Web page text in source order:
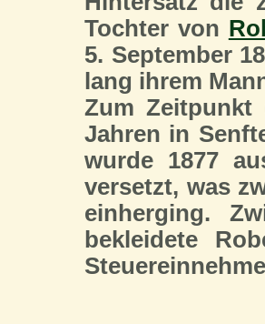
Tochter von
5. September
lang ihrem
Zum Zeitpunkt
Jahren in
wurde 1877
versetzt, was
einherging.
bekleidete